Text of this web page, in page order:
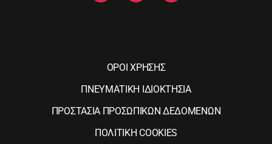
ΟΡΟΙ ΧΡΗΣΗΣ
ΠΝΕΥΜΑΤΙΚΗ ΙΔΙΟΚΤΗΣΙΑ
ΠΡΟΣΤΑΣΙΑ ΠΡΟΣΩΠΙΚΩΝ ΔΕΔΟΜΕΝΩΝ
ΠΟΛΙΤΙΚΗ COOKIES